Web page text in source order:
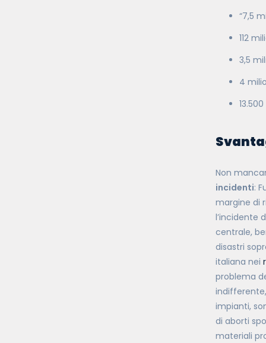
“7,5
112
3,5
4
Non
incidenti:
margine di
l’incidente
centrale,
disastri
italiana nei
problema
impianti,
di aborti
materiali